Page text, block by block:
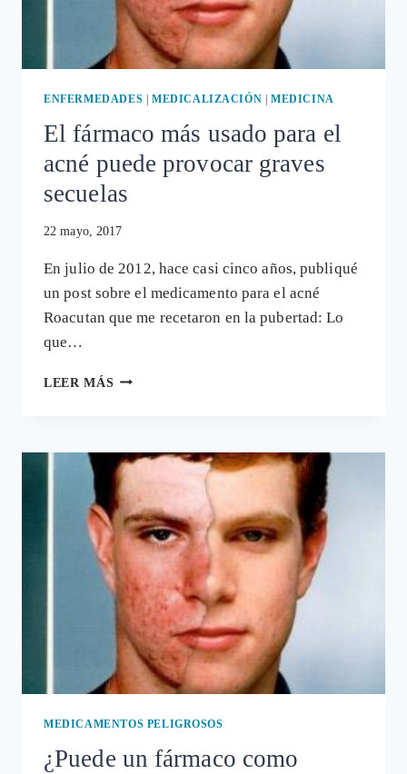
ENFERMEDADES MEDICALIZACIÓN |MEDICINA
El fármaco más usado para el
acné puede provocar graves
secuelas
22 mayo, 2017
En julio de 2012, hace casi cinco años, publiqué
un post sobre el medicamento para el acné
Roacutan que me recetaron en la pubertad: Lo
que…
LEER MÁS EL
PARA
EL
ACNÉ
PUEDE
PROVOCAR
GRAVES
SECUELAS
MEDICAMENTOS PELIGROSOS
¿Puede un fármaco como